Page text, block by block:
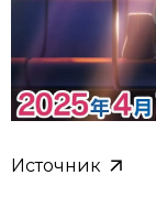
Источник